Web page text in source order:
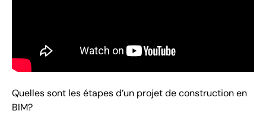
Quelles sont les étapes d’un projet de construction en
BIM?